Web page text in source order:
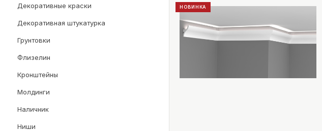
Декоративные краски
Декоративная штукатурка
Грунтовки
Флизелин
Кронштейны
Молдинги
Наличник
Ниши
НОВИНКА